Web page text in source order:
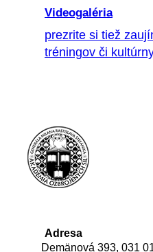
Videogaléria
prezrite si tiež
tréningov či
Adresa
Demänová 393, 031